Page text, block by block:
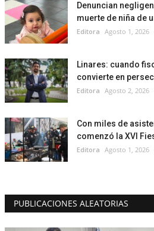
Denuncian
muerte de niña de
Editora Agosto 1, 2026
Linares: cuando
convierte en
Editora Agosto 2, 2026
Con miles de
comenzó la XVI
Editora Agosto 1, 2026
PUBLICACIONES ALEATORIAS